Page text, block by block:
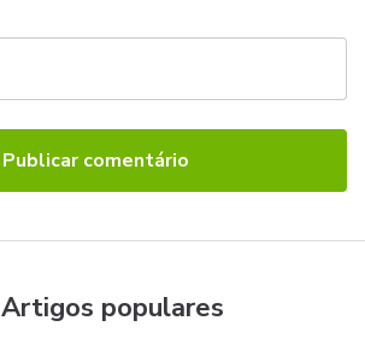
Artigos populares